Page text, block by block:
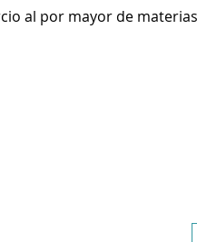
al por mayor de